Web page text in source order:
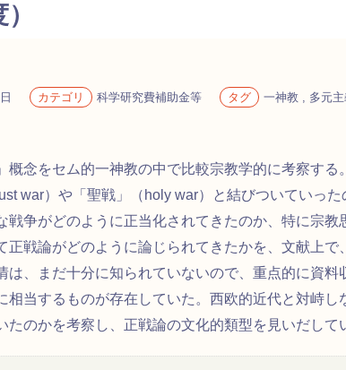
カテゴリ 科学研究費補助金等 タグ 一神教 , 多元
念をセム的一神教の中で比較宗教学的に考察す
war）や「聖戦」（ holy war）と結びついていった
戦争がどのように正当化されてきたのか、特に宗
正戦論がどのように論じられてきたかを、文献上
は、まだ十分に知られていないので、重点的に資
相当するものが存在していた。西欧的近代と対峙
たのかを考察し、正戦論の文化的類型を見いだして